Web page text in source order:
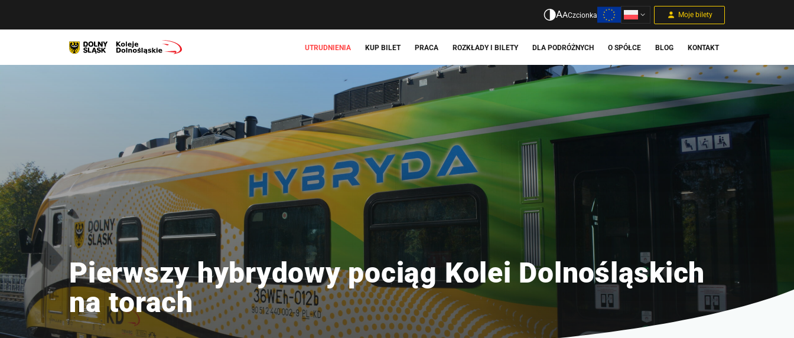
Moje bilety
AACzcionka
UTRUDNIENIA KUP BILET PRACA ROZKŁADY I BILETY DLA PODRÓŻNYCH O SPÓŁCE BLOG KONTAKT
Pierwszy hybrydowy pociąg Kolei Dolnośląskich
na torach